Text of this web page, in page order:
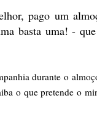
pago um
basta uma! -
durante o
o que pretende o